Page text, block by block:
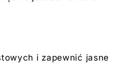
i zapewnić jasne